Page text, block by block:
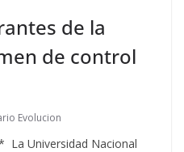
de la
de control
Evolucion
La Universidad Nacional